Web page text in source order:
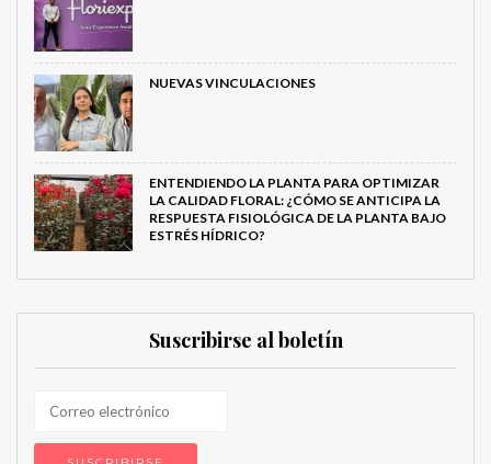
NUEVAS VINCULACIONES
ENTENDIENDO LA PLANTA PARA OPTIMIZAR
LA CALIDAD FLORAL: ¿CÓMO SE ANTICIPA LA
RESPUESTA FISIOLÓGICA DE LA PLANTA BAJO
ESTRÉS HÍDRICO?
Suscribirse al boletín